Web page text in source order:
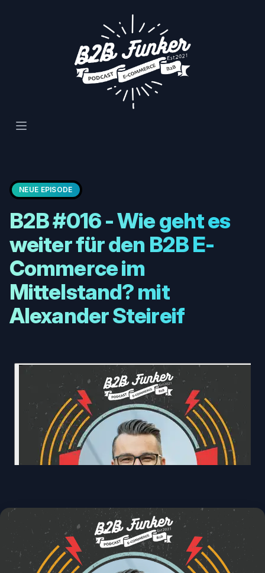
Open main menu
NEUE EPISODE
B2B #016 - Wie geht es
weiter für den B2B E-
Commerce im
Mittelstand? mit
Alexander Steireif